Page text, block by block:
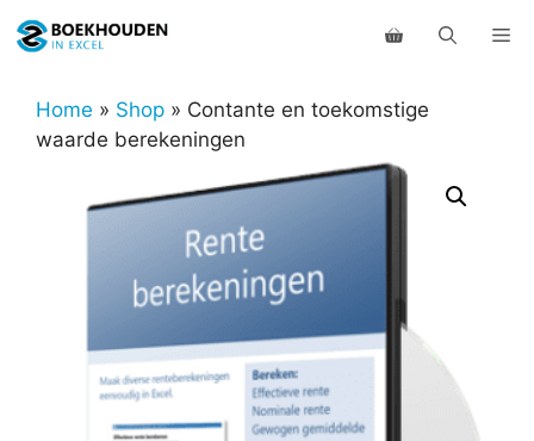
naar
inhoudHome » Shop » Contante en toekomstige
waarde berekeningen